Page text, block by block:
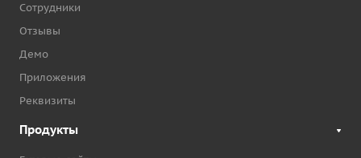
Сотрудники
Отзывы
Демо
Приложения
Реквизиты
Продукты